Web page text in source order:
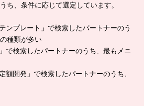
ち、条件に応じて選定しています。
ンプレート」で検索したパートナーのう
種類が多い
で検索したパートナーのうち、最もメニ
額開発」で検索したパートナーのうち、